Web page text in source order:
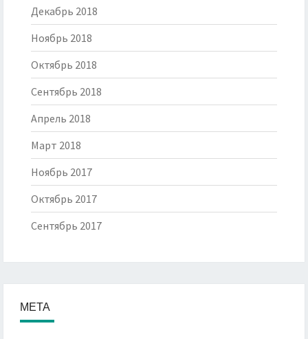
Декабрь 2018
Ноябрь 2018
Октябрь 2018
Сентябрь 2018
Апрель 2018
Март 2018
Ноябрь 2017
Октябрь 2017
Сентябрь 2017
МЕТА